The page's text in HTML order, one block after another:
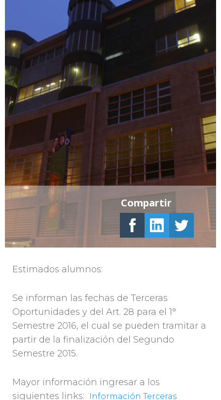
Estimados alumnos:
Se informan las fechas de Terceras
Oportunidades y del Art. 28 para el 1°
Semestre 2016, el cual se pueden tramitar a
partir de la finalización del Segundo
Semestre 2015.
Mayor información ingresar a los
siguientes links:
Información Terceras
Compartir